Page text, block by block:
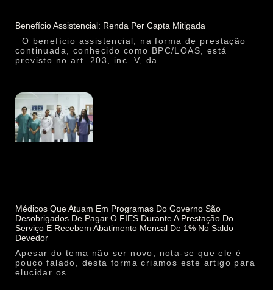
Benefício Assistencial: Renda Per Capta Mitigada
O benefício assistencial, na forma de prestação
continuada, conhecido como BPC/LOAS, está
previsto no art. 203, inc. V, da
Médicos Que Atuam Em Programas Do Governo São
Desobrigados De Pagar O FIES Durante A Prestação Do
Serviço E Recebem Abatimento Mensal De 1% No Saldo
Devedor
Apesar do tema não ser novo, nota-se que ele é
pouco falado, desta forma criamos este artigo para
elucidar os